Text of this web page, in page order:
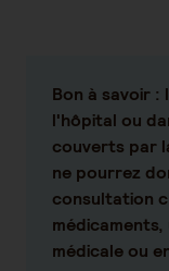
Bon à savoir :
l'hôpital ou
couverts par
ne pourrez
consultation
médicale ou